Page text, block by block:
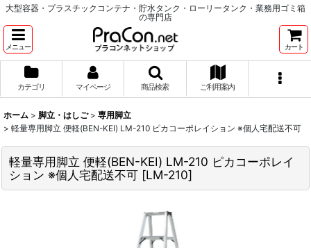
大型容器・プラスチックコンテナ・貯水タンク・ローリータンク・業務用ゴミ箱
の専門店
メニュー カート
カテゴリ マイページ 商品検索 ご利用案内
ホーム > 脚立・はしご > 専用脚立
> 軽量専用脚立 便軽(BEN-KEI) LM-210 ピカコーポレイション ※個人宅配送不可
軽量専用脚立 便軽(BEN-KEI) LM-210 ピカコーポレイ
ション ※個人宅配送不可 [LM-210]